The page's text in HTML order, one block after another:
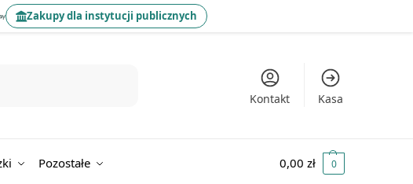
Zakupy dla instytucji publicznych
Kontakt Kasa
Pozostałe 0,00 zł 0